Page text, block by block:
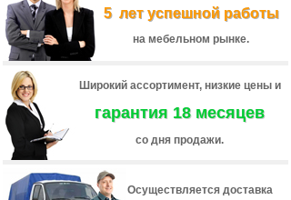
5 лет успешной работы
на мебельном рынке.
Широкий ассортимент, низкие цены и
гарантия 18 месяцев
со дня продажи.
Осуществляется доставка